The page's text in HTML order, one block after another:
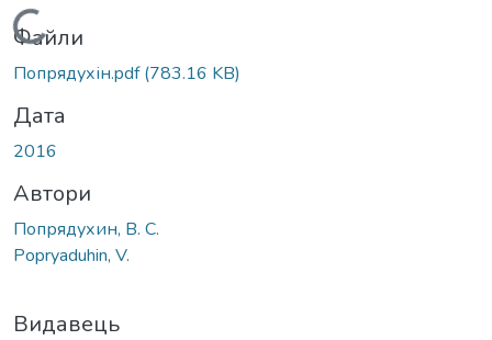
Вантажиться...
Файли
Попрядухін.pdf(783.16 KB)
Дата
2016
Автори
Попрядухин, В. С.
Popryaduhin, V.
Видавець